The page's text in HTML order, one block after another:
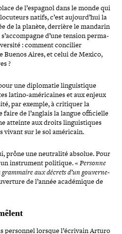
de l’espagnol dans le monde qui
natifs, c’est aujourd’hui la
de la planète, derrière le mandarin
d’une tension per­ma­
: comment concilier
Buenos Aires, et celui de Mexico,
?
une diplo­ma­tie lin­guis­tique
latino-​américaines et aux enjeux
par exemple, à critiquer la
de l’anglais la langue offi­cielle
atteinte aux droits lin­guis­tiques
vivant sur le sol américain.
prône une neu­tra­lité absolue. Pour
ins­tru­ment politique. «Personne
grammaire aux décrets d’un gou­ver­ne­
de l’année aca­dé­mique de
personnel lorsque l’écrivain Arturo